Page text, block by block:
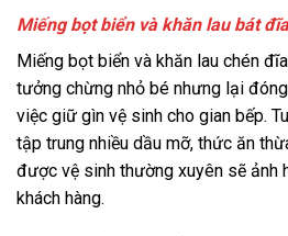
Miếng bọt biển và khăn lau bát đĩa
Miếng bọt biển và khăn lau chén
tưởng chừng nhỏ bé nhưng lại
việc giữ gìn vệ sinh cho gian bếp.
tập trung nhiều dầu mỡ, thức ăn
được vệ sinh thường xuyên sẽ ảnh
khách hàng.